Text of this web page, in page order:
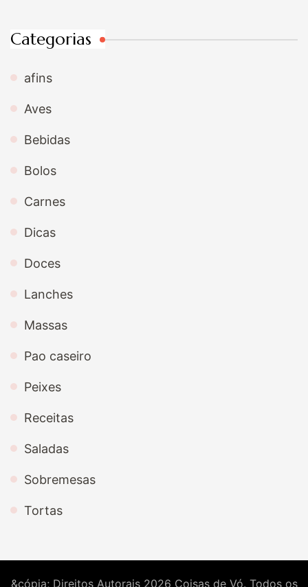
Categorias
afins
Aves
Bebidas
Bolos
Carnes
Dicas
Doces
Lanches
Massas
Pao caseiro
Peixes
Receitas
Saladas
Sobremesas
Tortas
&cópia; Direitos Autorais 2026 Coisas de Vó. Todos os